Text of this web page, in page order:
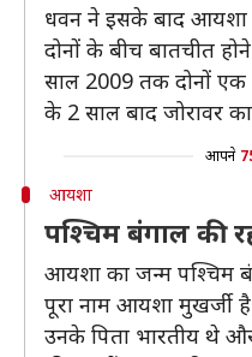
धवन ने इसके बाद आयशा
दोनों के बीच बातचीत
साल 2009 तक दोनों एक
के 2 साल बाद जोरावर
आपने
आयशा
पश्चिम बंगाल की
आयशा का जन्म पश्चिम
पूरा नाम आयशा मुखर्जी
उनके पिता भारतीय थे